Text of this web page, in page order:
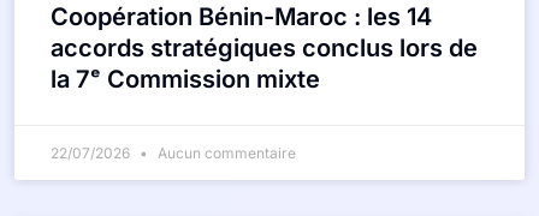
Coopération Bénin-Maroc : les 14
accords stratégiques conclus lors de
la 7ᵉ Commission mixte
22/07/2026 Aucun commentaire